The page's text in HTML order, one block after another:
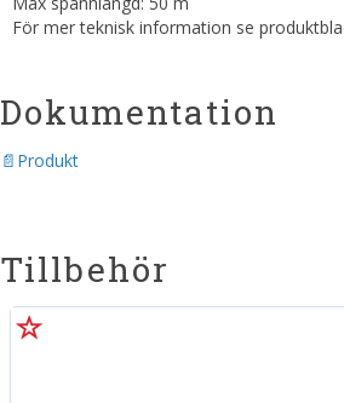
För mer teknisk information se
Dokumentation
Produkt
Tillbehör